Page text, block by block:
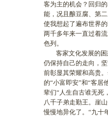
客为主的机会？回归
能，况且酿豆腐、第
使我想起了遍布世界
两千多年来一直过着
色列。
客家文化发展的困
仍保持自己的走向，
前彰显其荣耀和高贵
的“小富即安”和“客居
辈们“人生自古谁无死
八千子弟走勤王。崖
慢慢地异化了。“九十